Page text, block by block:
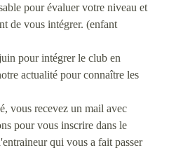
pour évaluer votre niveau et
de vous intégrer. (enfant
pour intégrer le club en
actualité pour connaître les
vous recevez un mail avec
pour vous inscrire dans le
qui vous a fait passer